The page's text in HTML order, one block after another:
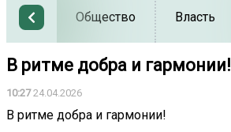
Общество Власть
В ритме добра и гармонии!
10:2724.04.2026
В ритме добра и гармонии!